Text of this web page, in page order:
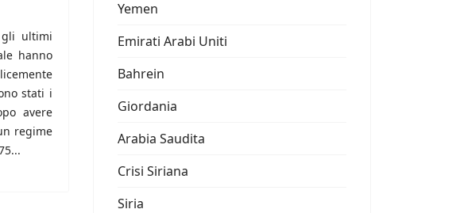
gli ultimi
hanno
stati i
avere
regime
Yemen
Emirati Arabi Uniti
Bahrein
Giordania
Arabia Saudita
Crisi Siriana
Siria